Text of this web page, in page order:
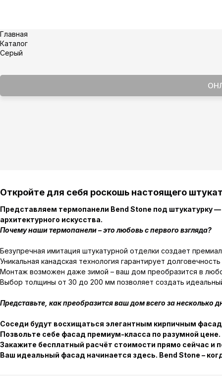
Главная
Каталог
Серый
Откройте для себя роскошь настоящего
Представляем термопанели Bend Stone под штукатурку
архитектурного искусства.
Почему наши термопанели – это любовь с первого взгляда?
Безупречная имитация штукатурной отделки создает
Уникальная канадская технология гарантирует
Монтаж возможен даже зимой – ваш дом преобразится в
Выбор толщины от 30 до 200 мм позволяет создать
Представьте, как преобразится ваш дом всего за несколько
Соседи будут восхищаться элегантным кирпичным
Позвольте себе фасад премиум-класса по разумной цене.
Закажите бесплатный расчёт стоимости прямо сейчас и
Ваш идеальный фасад начинается здесь. Bend Stone –